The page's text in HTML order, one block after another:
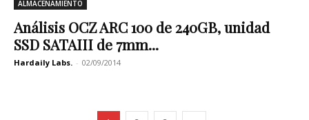
ALMACENAMIENTO
Análisis OCZ ARC 100 de 240GB, unidad
SSD SATAIII de 7mm...
Hardaily Labs. - 02/09/2014